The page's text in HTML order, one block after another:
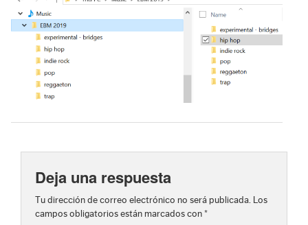
Deja una respuesta
Tu dirección de correo electrónico no será publicada. Los
campos obligatorios están marcados con *